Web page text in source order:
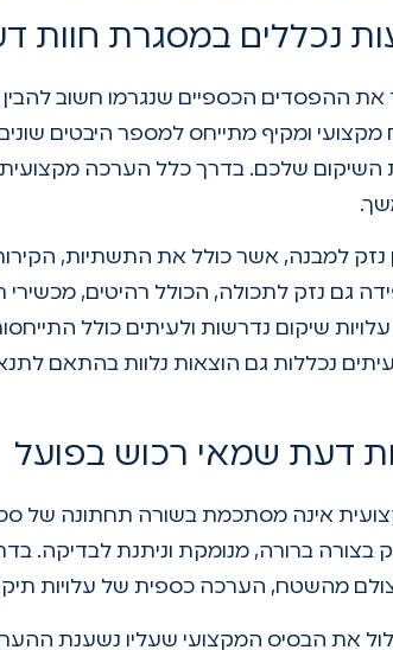
נכללים במסגרת
ההפסדים הכספיים שנגרמו חשוב
מקצועי ומקיף מתייחס למספר היבטים
השיקום שלכם. בדרך כלל הערכה מקצועית
נזק למבנה, אשר כולל את התשתיות,
גם נזק לתכולה, הכולל רהיטים, מכשירי
שיקום נדרשות ולעיתים כולל
נכללות גם הוצאות נלוות בהתאם
דעת שמאי רכוש בפועל
אינה מסתכמת בשורה תחתונה של
בצורה ברורה, מנומקת וניתנת לבדיקה.
מהשטח, הערכה כספית של עלויות
את הבסיס המקצועי שעליו נשענת